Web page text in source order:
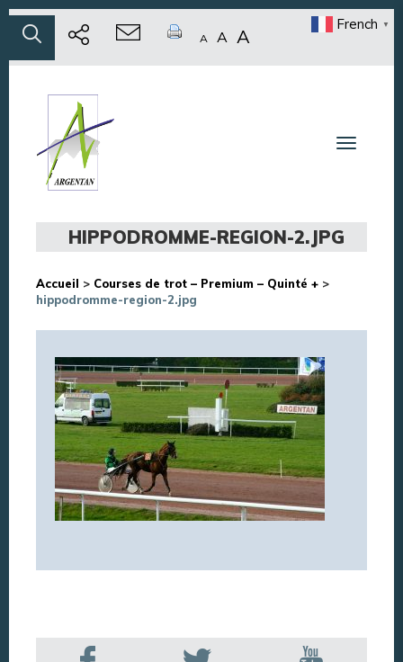
A A A
French ▼
Toggle
HIPPODROMME-REGION-2.JPG
Accueil > Courses de trot – Premium – Quinté + >
hippodromme-region-2.jpg